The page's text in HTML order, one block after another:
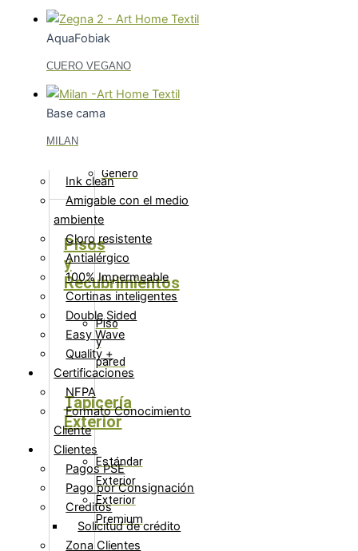
de
Punto
Cama
Antideslizante
Género
Pisos
y
Recubrimientos
Piso
y
pared
Tapicería
Exterior
Estándar
Exterior
Exterior
Premium
Art Home
Textil
Aquafobiak
Mascotas
MD+
Teji Flex
Ink clean
Amigable con el medio
ambiente
Cloro resistente
Antialérgico
100% Impermeable
Cortinas inteligentes
Double Sided
Easy Wave
Quality +
Certificaciones
NFPA
Formato Conocimiento
Cliente
Clientes
Pagos PSE
Pago por Consignación
Creditos
Solicitud de crédito
Zona Clientes
AquaFobiak
CUERO VEGANO
Base cama
MILAN